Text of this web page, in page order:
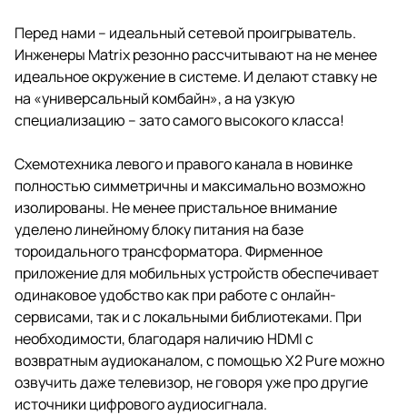
Перед нами – идеальный сетевой проигрыватель.
Инженеры Matrix резонно рассчитывают на не менее
идеальное окружение в системе. И делают ставку не
на «универсальный комбайн», а на узкую
специализацию – зато самого высокого класса!
Схемотехника левого и правого канала в новинке
полностью симметричны и максимально возможно
изолированы. Не менее пристальное внимание
уделено линейному блоку питания на базе
тороидального трансформатора. Фирменное
приложение для мобильных устройств обеспечивает
одинаковое удобство как при работе с онлайн-
сервисами, так и с локальными библиотеками. При
необходимости, благодаря наличию HDMI с
возвратным аудиоканалом, с помощью X2 Pure можно
озвучить даже телевизор, не говоря уже про другие
источники цифрового аудиосигнала.